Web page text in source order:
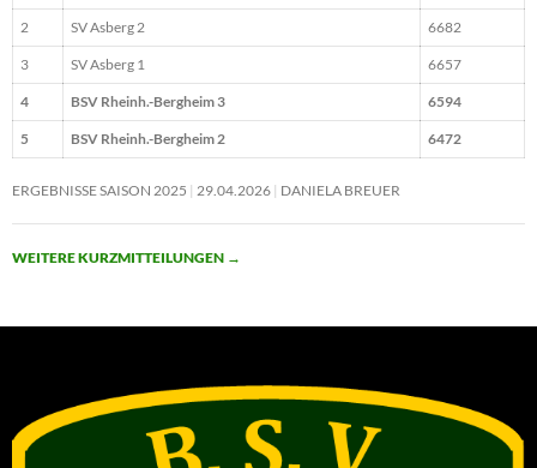
2 SV Asberg 2 6682
3 SV Asberg 1 6657
4 BSV Rheinh.-Bergheim 3 6594
5 BSV Rheinh.-Bergheim 2 6472
ERGEBNISSE SAISON 2025 29.04.2026 DANIELA BREUER
WEITERE KURZMITTEILUNGEN →